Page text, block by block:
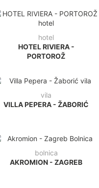
hotel
HOTEL RIVIERA -
PORTOROŽ
vila
VILLA PEPERA - ŽABORIĆ
bolnica
AKROMION - ZAGREB